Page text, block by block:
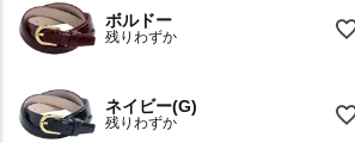
ボルドー
残りわずか
ネイビー(G)
残りわずか